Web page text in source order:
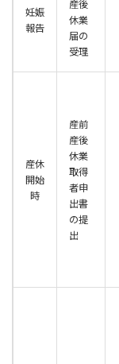
妊娠
報告
産後
休業
届の
受理
産休
開始
時
産前
産後
休業
取得
者申
出書
の提
出